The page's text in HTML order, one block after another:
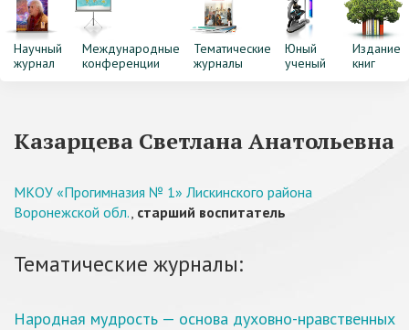
Научный
журнал
Международные
конференции
Тематические
журналы
Юный
ученый
Издание
книг
Казарцева Светлана Анатольевна
МКОУ «Прогимназия № 1» Лискинского района
Воронежской обл., старший воспитатель
Тематические журналы:
Народная мудрость — основа духовно-нравственных